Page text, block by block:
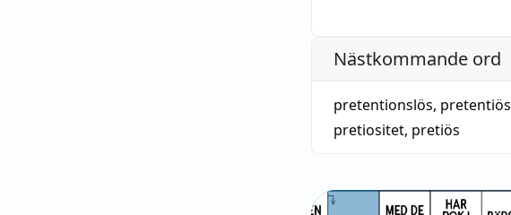
Nästkommande ord
pretentionslös, pretentiös
pretiositet, pretiös